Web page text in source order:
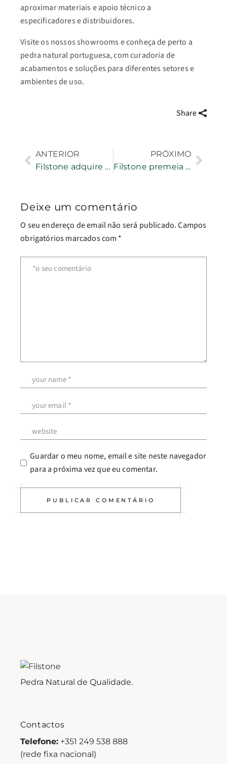
aproximar materiais e apoio técnico a
especificadores e distribuidores.
Visite os nossos showrooms e conheça de perto a
pedra natural portuguesa, com curadoria de
acabamentos e soluções para diferentes setores e
ambientes de uso.
Share
ANTERIOR
Filstone adquire pedreira de granito em Alpalhão
PRÓXIMO
Filstone premeia alunos do IPLeiria
Deixe um comentário
O seu endereço de email não será publicado.Campos
obrigatórios marcados com *
Guardar o meu nome, email e site neste navegador
para a próxima vez que eu comentar.
PUBLICAR COMENTÁRIO
Pedra Natural de Qualidade.
Contactos
Telefone: +351 249 538 888
(rede fixa nacional)